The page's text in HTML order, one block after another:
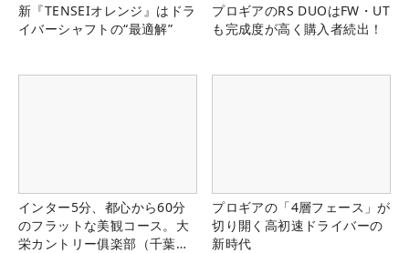
新『TENSEIオレンジ』はドラ
イバーシャフトの“最適解”
プロギアのRS DUOはFW・UT
も完成度が高く購入者続出！
インター5分、都心から60分
のフラットな美観コース。大
栄カントリー俱楽部（千葉
プロギアの「4層フェース」が
切り開く高初速ドライバーの
新時代